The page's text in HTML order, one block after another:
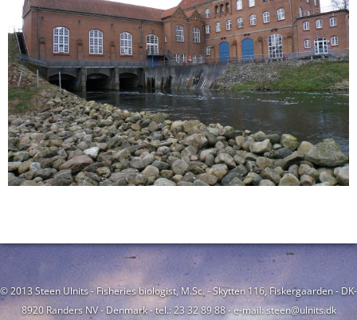
© 2013 Steen Ulnits - Fisheries biologist, M.Sc. - Skytten 116, Fiskergaarden - DK-
8920 Randers NV - Denmark - tel.: 23 32 89 88 - e-mail: steen@ulnits.dk